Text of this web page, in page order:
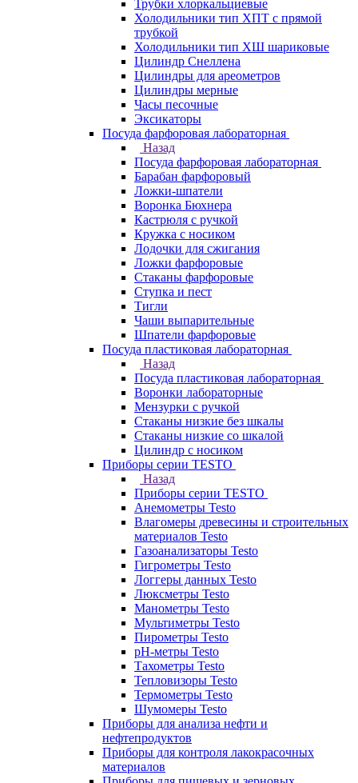
Трубки хлоркальциевые
Холодильники тип ХПТ с прямой
трубкой
Холодильники тип ХШ шариковые
Цилиндр Снеллена
Цилиндры для ареометров
Цилиндры мерные
Часы песочные
Эксикаторы
Посуда фарфоровая лабораторная
Назад
Посуда фарфоровая лабораторная
Барабан фарфоровый
Ложки-шпатели
Воронка Бюхнера
Кастрюля с ручкой
Кружка с носиком
Лодочки для сжигания
Ложки фарфоровые
Стаканы фарфоровые
Ступка и пест
Тигли
Чаши выпарительные
Шпатели фарфоровые
Посуда пластиковая лабораторная
Назад
Посуда пластиковая лабораторная
Воронки лабораторные
Мензурки с ручкой
Стаканы низкие без шкалы
Стаканы низкие со шкалой
Цилиндр с носиком
Приборы серии TESTO
Назад
Приборы серии TESTO
Анемометры Testo
Влагомеры древесины и строительных
материалов Testo
Газоанализаторы Testo
Гигрометры Testo
Логгеры данных Testo
Люксметры Testo
Манометры Testo
Мультиметры Testo
Пирометры Testo
pH-метры Testo
Тахометры Testo
Тепловизоры Testo
Термометры Testo
Шумомеры Testo
Приборы для анализа нефти и
нефтепродуктов
Приборы для контроля лакокрасочных
материалов